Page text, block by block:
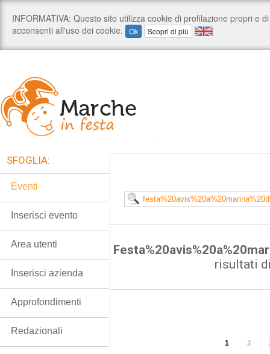
risultati
1 2
SFOGLIA:
Eventi
Inserisci evento
Area utenti
Inserisci azienda
Approfondimenti
Redazionali